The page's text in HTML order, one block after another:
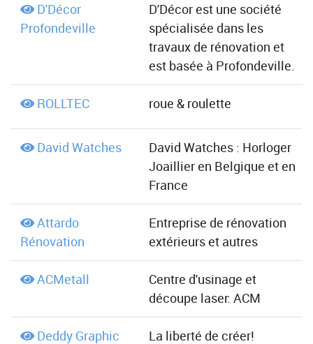
D'Décor
Profondeville
D'Décor est une société
spécialisée dans les
travaux de rénovation et
est basée à Profondeville.
ROLLTEC roue & roulette
David Watches
David Watches : Horloger
Joaillier en Belgique et en
France
Attardo
Rénovation
Entreprise de rénovation
extérieurs et autres
ACMetall
Centre d'usinage et
découpe laser: ACM
Deddy Graphic La liberté de créer!